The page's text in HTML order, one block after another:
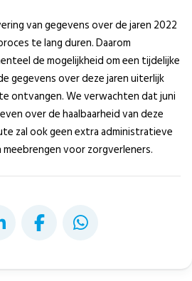
van gegevens over de jaren 2022
te lang duren. Daarom
de mogelijkheid om een tijdelijke
gegevens over deze jaren uiterlijk
ontvangen. We verwachten dat juni
over de haalbaarheid van deze
zal ook geen extra administratieve
voor zorgverleners.